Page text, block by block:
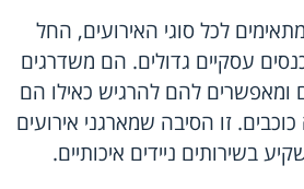
לכל סוגי האירועים, החל
עסקיים גדולים. הם משדרגים
להם להרגיש כאילו הם
זו הסיבה שמארגני אירועים
בשירותים ניידים איכותיים.